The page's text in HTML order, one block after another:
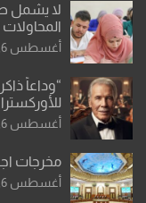
لا يشمل
أو مادتين
أغسطس 6, 2026
“وداعاً
أغسطس 6, 2026
مخرجات
أغسطس 6, 2026